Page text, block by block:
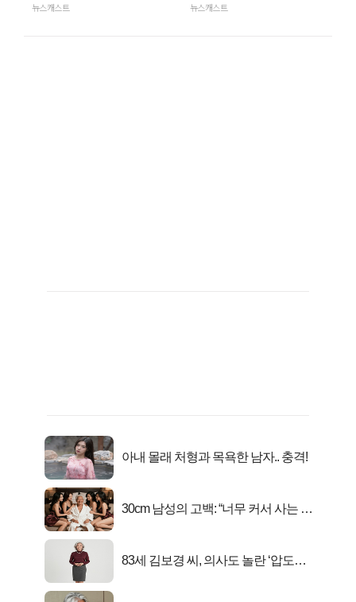
뉴스캐스트 뉴스캐스트
아내 몰래 처형과 목욕한 남자.. 충격!
30cm 남성의 고백: “너무 커서 사는 게
83세 김보경 씨, 의사도 놀란 ‘압도적